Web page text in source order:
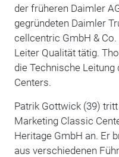
der früheren Daimler
gegründeten Daimler
cellcentric GmbH &
Leiter Qualität tätig.
die Technische
Centers.
Patrik Gottwick (39)
Marketing Classic
Heritage GmbH an. Er
aus verschiedenen